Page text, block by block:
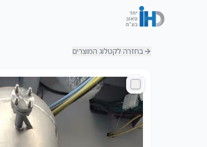
בחזרה לקטלוג המוצרים